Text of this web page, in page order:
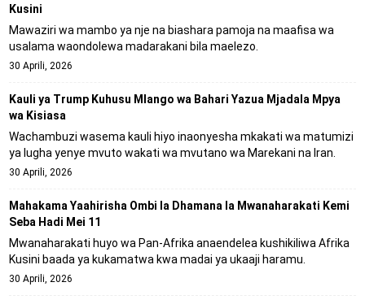
Kusini
Mawaziri wa mambo ya nje na biashara pamoja na maafisa wa
usalama waondolewa madarakani bila maelezo.
30 Aprili, 2026
Kauli ya Trump Kuhusu Mlango wa Bahari Yazua Mjadala Mpya
wa Kisiasa
Wachambuzi wasema kauli hiyo inaonyesha mkakati wa matumizi
ya lugha yenye mvuto wakati wa mvutano wa Marekani na Iran.
30 Aprili, 2026
Mahakama Yaahirisha Ombi la Dhamana la Mwanaharakati Kemi
Seba Hadi Mei 11
Mwanaharakati huyo wa Pan-Afrika anaendelea kushikiliwa Afrika
Kusini baada ya kukamatwa kwa madai ya ukaaji haramu.
30 Aprili, 2026